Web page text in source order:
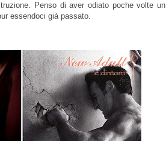
Penso di aver odiato poche volte un
essendoci già passato.